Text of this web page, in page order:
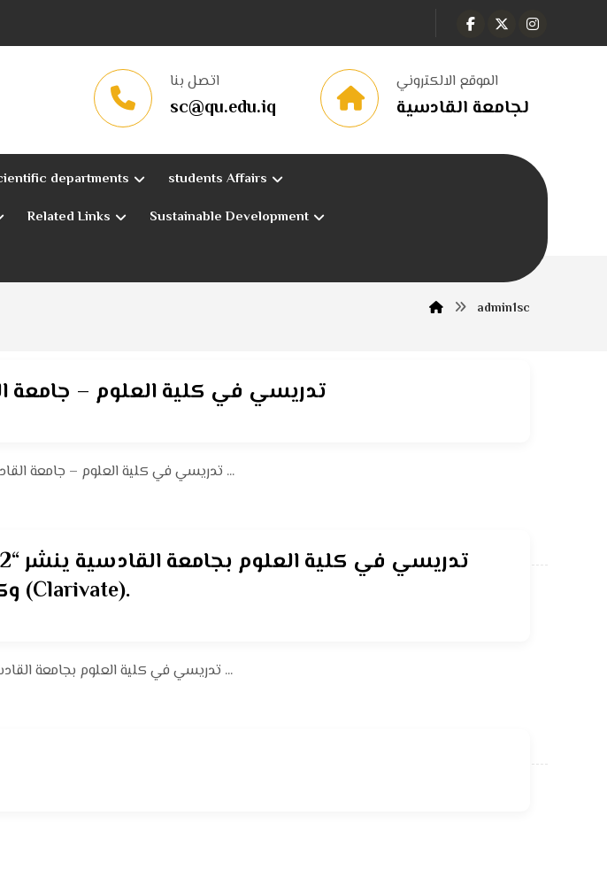
الموقع الالكتروني
لجامعة القادسية
اتصل بنا
sc@qu.edu.iq
departments
students Affairs
Related Links
Sustainable Development
admin1sc
تدريسي في كلية العلوم – جامعة
تدريسي في كلية العلوم – جامعة القادسية يتميز بنشر نشاطات علمية نوعية لعام 2024 قام الاستاذ الدكتور وقاص غالب عطشان ...
رصينة وضمن مستوعبات سكوباس (Scopus) وكلاريفت (Clarivate).
تدريسي في كلية العلوم بجامعة القادسية ينشر “12” بحثاً علمياً خلال عام 2024 في مجلات علمية عالمية رصينة وضمن مستوعبات ...